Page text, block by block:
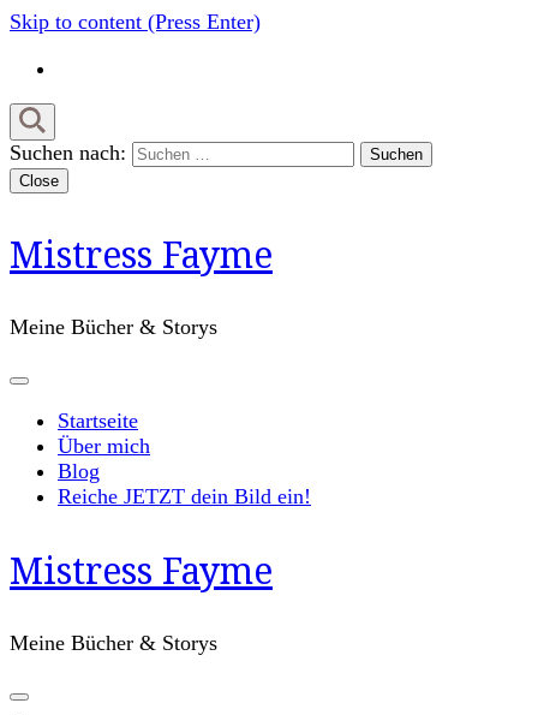
Skip to content (Press Enter)
Suchen nach:
Close
Mistress Fayme
Meine Bücher & Storys
Startseite
Über mich
Blog
Reiche JETZT dein Bild ein!
Mistress Fayme
Meine Bücher & Storys